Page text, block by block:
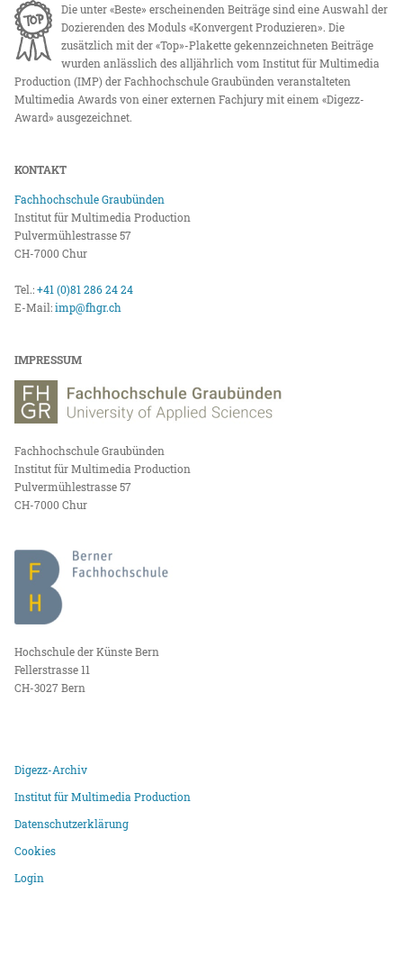
Die unter «Beste» erscheinenden Beiträge sind eine Auswahl der
Dozierenden des Moduls «Konvergent Produzieren». Die
zusätzlich mit der «Top»-Plakette gekennzeichneten Beiträge
wurden anlässlich des alljährlich vom Institut für Multimedia
Production (IMP) der Fachhochschule Graubünden veranstalteten
Multimedia Awards von einer externen Fachjury mit einem «Digezz-
Award» ausgezeichnet.
KONTAKT
Fachhochschule Graubünden
Institut für Multimedia Production
Pulvermühlestrasse 57
CH-7000 Chur
Tel.:+41 (0)81 286 24 24
E-Mail:imp@fhgr.ch
IMPRESSUM
Fachhochschule Graubünden
Institut für Multimedia Production
Pulvermühlestrasse 57
CH-7000 Chur
Hochschule der Künste Bern
Fellerstrasse 11
CH-3027 Bern
Digezz-Archiv
Institut für Multimedia Production
Datenschutzerklärung
Cookies
Login